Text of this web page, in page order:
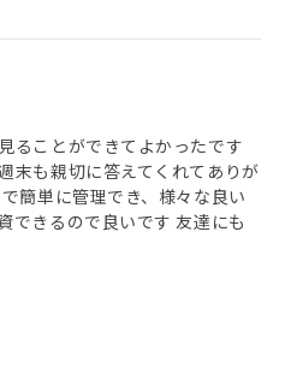
ることができてよかったです
末も親切に答えてくれてありが
簡単に管理でき、様々な良い
できるので良いです 友達にも